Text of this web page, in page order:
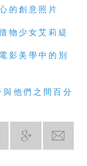
的創意照片
物少女艾莉緹
影美學中的別
他們之間百分